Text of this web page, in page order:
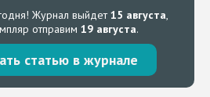
Журнал выйдет15 августа,
отправим 19 августа.
статью в журнале